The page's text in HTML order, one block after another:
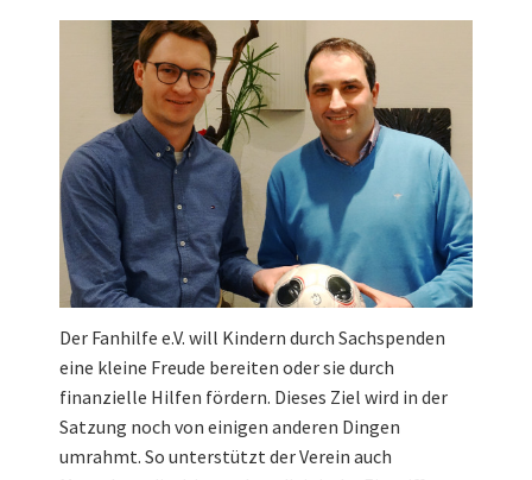
Der Fanhilfe e.V. will Kindern durch Sachspenden
eine kleine Freude bereiten oder sie durch
finanzielle Hilfen fördern. Dieses Ziel wird in der
Satzung noch von einigen anderen Dingen
umrahmt. So unterstützt der Verein auch